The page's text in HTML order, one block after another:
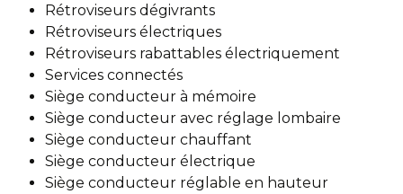
Rétroviseurs dégivrants
Rétroviseurs électriques
Rétroviseurs rabattables électriquement
Services connectés
Siège conducteur à mémoire
Siège conducteur avec réglage lombaire
Siège conducteur chauffant
Siège conducteur électrique
Siège conducteur réglable en hauteur